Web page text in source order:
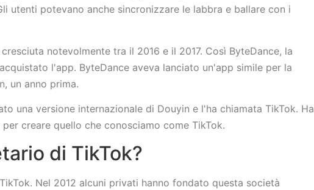
utenti potevano anche sincronizzare le labbra e ballare con i
notevolmente tra il 2016 e il 2017. Così ByteDance, la
l'app. ByteDance aveva lanciato un'app simile per la
un anno prima.
una versione internazionale di Douyin e l'ha chiamata TikTok. Ha
creare quello che conosciamo come TikTok.
di TikTok?
Nel 2012 alcuni privati hanno fondato questa società